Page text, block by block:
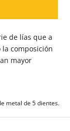
de lías que a
composición
mayor
metal de 5 dientes.